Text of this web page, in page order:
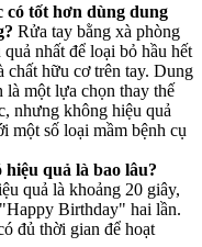
có tốt hơn dùng dung
Rửa tay bằng xà phòng
nhất để loại bỏ hầu hết
chất hữu cơ trên tay. Dung
là một lựa chọn thay thế
nhưng không hiệu quả
một số loại mầm bệnh cụ
quả là bao lâu?
quả là khoảng 20 giây,
Birthday" hai lần.
đủ thời gian để hoạt